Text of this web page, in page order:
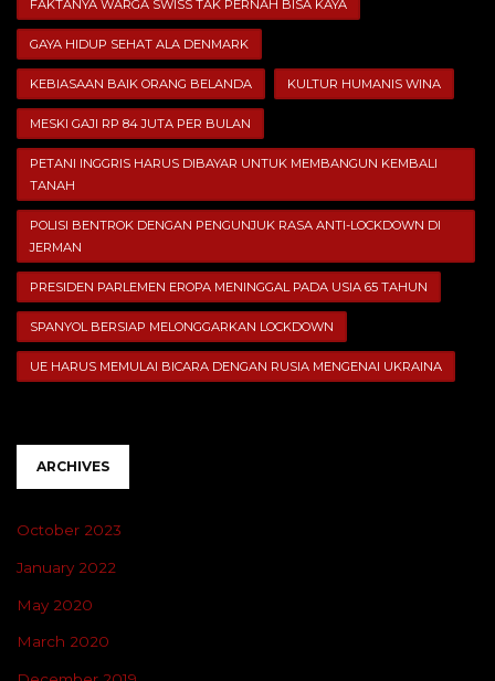
FAKTANYA WARGA SWISS TAK PERNAH BISA KAYA
GAYA HIDUP SEHAT ALA DENMARK
KEBIASAAN BAIK ORANG BELANDA KULTUR HUMANIS WINA
MESKI GAJI RP 84 JUTA PER BULAN
PETANI INGGRIS HARUS DIBAYAR UNTUK MEMBANGUN KEMBALI
TANAH
POLISI BENTROK DENGAN PENGUNJUK RASA ANTI-LOCKDOWN DI
JERMAN
PRESIDEN PARLEMEN EROPA MENINGGAL PADA USIA 65 TAHUN
SPANYOL BERSIAP MELONGGARKAN LOCKDOWN
UE HARUS MEMULAI BICARA DENGAN RUSIA MENGENAI UKRAINA
ARCHIVES
October 2023
January 2022
May 2020
March 2020